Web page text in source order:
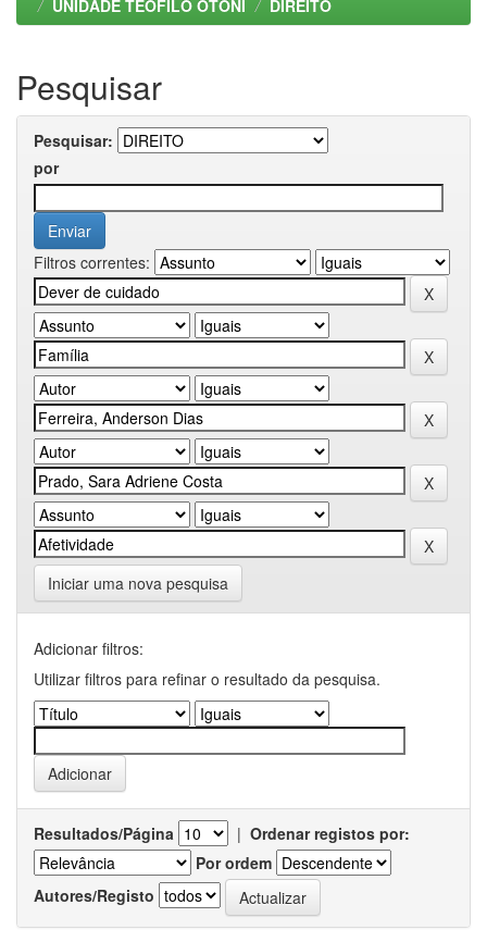
UNIDADE TEOFILO OTONI
DIREITO
Pesquisar
Pesquisar:
por
Filtros correntes:
Iniciar uma nova pesquisa
Adicionar filtros:
Utilizar filtros para refinar o resultado da pesquisa.
Resultados/Página | Ordenar registos por:
Por ordem
Autores/Registo